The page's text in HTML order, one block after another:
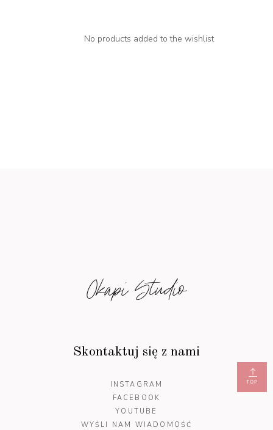
No products added to the wishlist
Okapi Studio
Skontaktuj się z nami
INSTAGRAM
FACEBOOK
YOUTUBE
WYŚLI NAM WIADOMOŚĆ
TOP